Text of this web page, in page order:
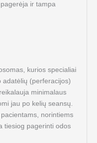
ir tampa
kurios specialiai
adatėlių (perferacijos)
minimalaus
jau po kelių seansų.
norintiems
tiesiog pagerinti odos